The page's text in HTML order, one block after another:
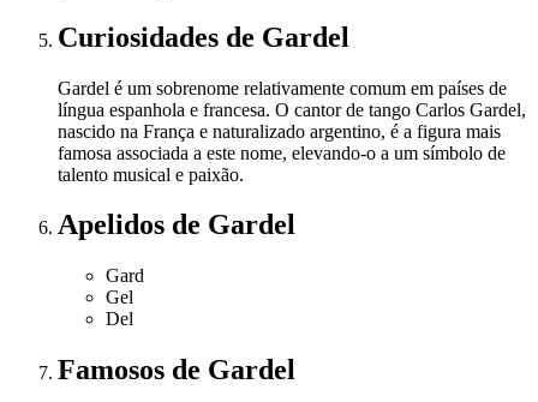
Curiosidades de Gardel
Gardel é um sobrenome relativamente comum em países de
língua espanhola e francesa. O cantor de tango Carlos Gardel,
nascido na França e naturalizado argentino, é a figura mais
famosa associada a este nome, elevando-o a um símbolo de
talento musical e paixão.
Apelidos de Gardel
Gard
Gel
Del
Famosos de Gardel